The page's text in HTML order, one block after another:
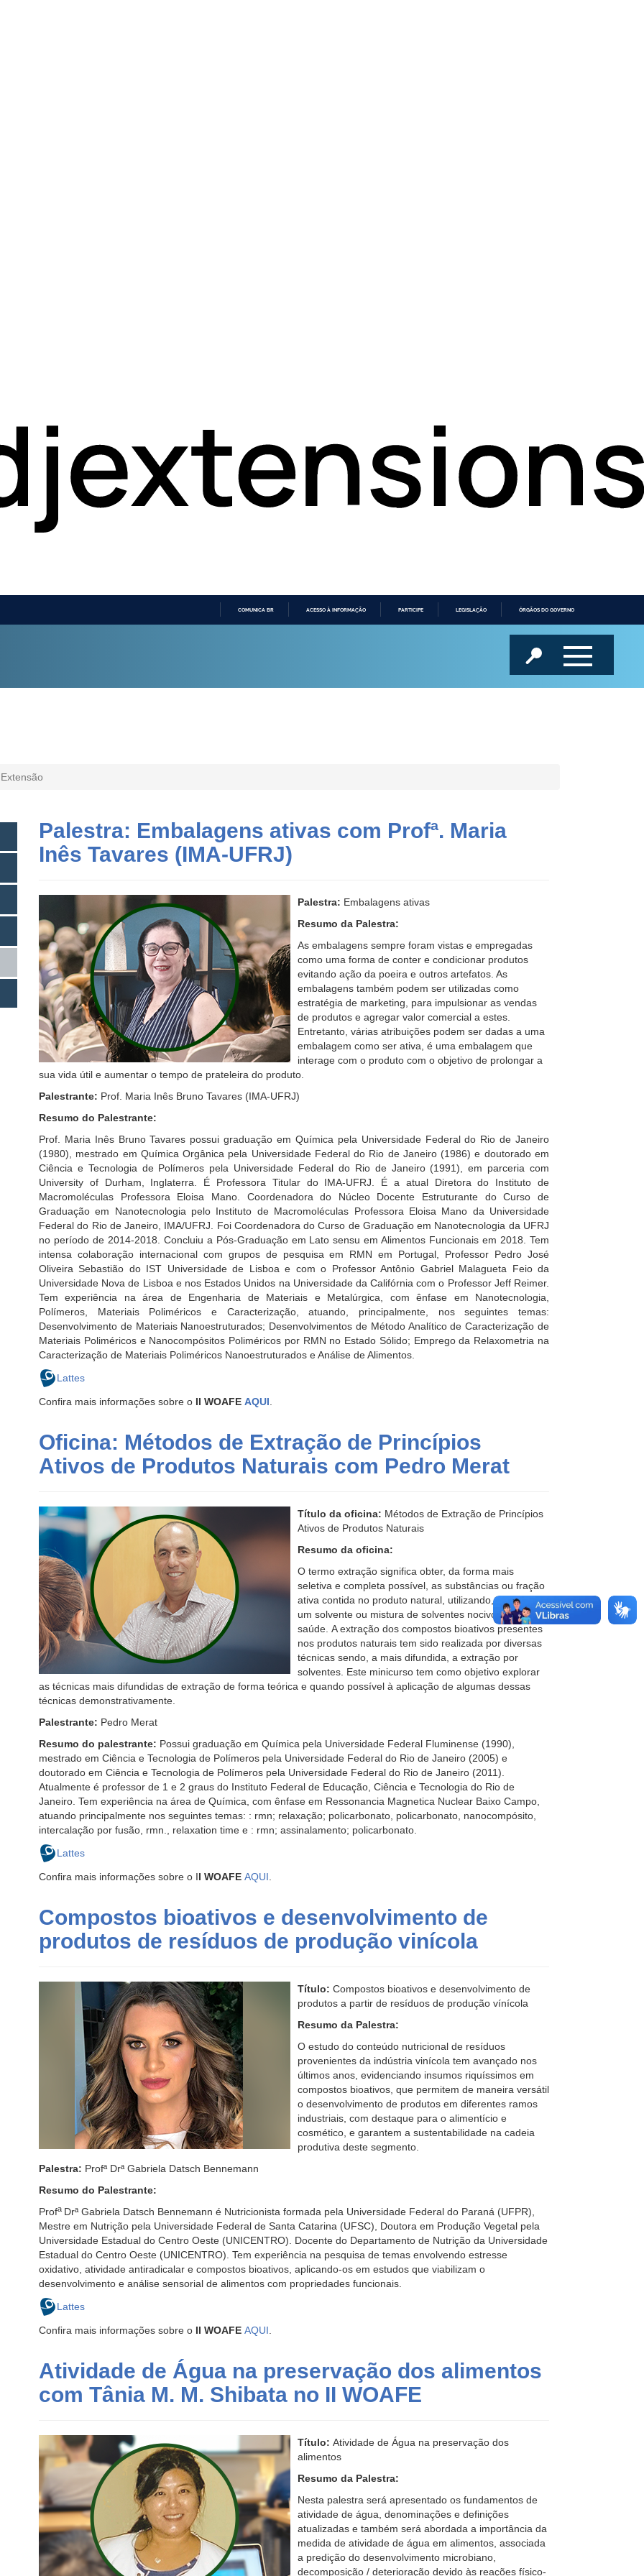
COMUNICA BR ACESSO À INFORMAÇÃO PARTICIPE LEGISLAÇÃO ÓRGÃOS DO GOVERNO
Palestra: Embalagens ativas com Profª. Maria
Inês Tavares (IMA-UFRJ)
Palestra: Embalagens ativas
Resumo da Palestra:
As embalagens sempre foram vistas e empregadas
como uma forma de conter e condicionar produtos
evitando ação da poeira e outros artefatos. As
embalagens também podem ser utilizadas como
estratégia de marketing, para impulsionar as vendas
de produtos e agregar valor comercial a estes.
Entretanto, várias atribuições podem ser dadas a uma
embalagem como ser ativa, é uma embalagem que
interage com o produto com o objetivo de prolongar a
sua vida útil e aumentar o tempo de prateleira do produto.
Palestrante: Prof. Maria Inês Bruno Tavares (IMA-UFRJ)
Resumo do Palestrante:
Prof. Maria Inês Bruno Tavares possui graduação em Química pela Universidade Federal do Rio de Janeiro
(1980), mestrado em Química Orgânica pela Universidade Federal do Rio de Janeiro (1986) e doutorado em
Ciência e Tecnologia de Polímeros pela Universidade Federal do Rio de Janeiro (1991), em parceria com
University of Durham, Inglaterra. É Professora Titular do IMA-UFRJ. É a atual Diretora do Instituto de
Macromoléculas Professora Eloisa Mano. Coordenadora do Núcleo Docente Estruturante do Curso de
Graduação em Nanotecnologia pelo Instituto de Macromoléculas Professora Eloisa Mano da Universidade
Federal do Rio de Janeiro, IMA/UFRJ. Foi Coordenadora do Curso de Graduação em Nanotecnologia da UFRJ
no período de 2014-2018. Concluiu a Pós-Graduação em Lato sensu em Alimentos Funcionais em 2018. Tem
intensa colaboração internacional com grupos de pesquisa em RMN em Portugal, Professor Pedro José
Oliveira Sebastião do IST Universidade de Lisboa e com o Professor Antônio Gabriel Malagueta Feio da
Universidade Nova de Lisboa e nos Estados Unidos na Universidade da Califórnia com o Professor Jeff Reimer.
Tem experiência na área de Engenharia de Materiais e Metalúrgica, com ênfase em Nanotecnologia,
Polímeros, Materiais Poliméricos e Caracterização, atuando, principalmente, nos seguintes temas:
Desenvolvimento de Materiais Nanoestruturados; Desenvolvimentos de Método Analítico de Caracterização de
Materiais Poliméricos e Nanocompósitos Poliméricos por RMN no Estado Sólido; Emprego da Relaxometria na
Caracterização de Materiais Poliméricos Nanoestruturados e Análise de Alimentos.
Lattes
Confira mais informações sobre o II WOAFE AQUI.
Oficina: Métodos de Extração de Princípios
Ativos de Produtos Naturais com Pedro Merat
Título da oficina: Métodos de Extração de Princípios
Ativos de Produtos Naturais
Resumo da oficina:
O termo extração significa obter, da forma mais
seletiva e completa possível, as substâncias ou fração
ativa contida no produto natural, utilizando, para isso,
um solvente ou mistura de solventes nocivos à
saúde. A extração dos compostos bioativos presentes
nos produtos naturais tem sido realizada por diversas
técnicas sendo, a mais difundida, a extração por
solventes. Este minicurso tem como objetivo explorar
as técnicas mais difundidas de extração de forma teórica e quando possível à aplicação de algumas dessas
técnicas demonstrativamente.
Palestrante: Pedro Merat
Resumo do palestrante: Possui graduação em Química pela Universidade Federal Fluminense (1990),
mestrado em Ciência e Tecnologia de Polímeros pela Universidade Federal do Rio de Janeiro (2005) e
doutorado em Ciência e Tecnologia de Polímeros pela Universidade Federal do Rio de Janeiro (2011).
Atualmente é professor de 1 e 2 graus do Instituto Federal de Educação, Ciência e Tecnologia do Rio de
Janeiro. Tem experiência na área de Química, com ênfase em Ressonancia Magnetica Nuclear Baixo Campo,
atuando principalmente nos seguintes temas: : rmn; relaxação; policarbonato, policarbonato, nanocompósito,
intercalação por fusão, rmn., relaxation time e : rmn; assinalamento; policarbonato.
Lattes
Confira mais informações sobre o II WOAFE AQUI.
Compostos bioativos e desenvolvimento de
produtos de resíduos de produção vinícola
Título: Compostos bioativos e desenvolvimento de
produtos a partir de resíduos de produção vínícola
Resumo da Palestra:
O estudo do conteúdo nutricional de resíduos
provenientes da indústria vinícola tem avançado nos
últimos anos, evidenciando insumos riquíssimos em
compostos bioativos, que permitem de maneira versátil
o desenvolvimento de produtos em diferentes ramos
industriais, com destaque para o alimentício e
cosmético, e garantem a sustentabilidade na cadeia
produtiva deste segmento.
Palestra: Profª Drª Gabriela Datsch Bennemann
Resumo do Palestrante:
Profa Drª Gabriela Datsch Bennemann é Nutricionista formada pela Universidade Federal do Paraná (UFPR),
Mestre em Nutrição pela Universidade Federal de Santa Catarina (UFSC), Doutora em Produção Vegetal pela
Universidade Estadual do Centro Oeste (UNICENTRO). Docente do Departamento de Nutrição da Universidade
Estadual do Centro Oeste (UNICENTRO). Tem experiência na pesquisa de temas envolvendo estresse
oxidativo, atividade antiradicalar e compostos bioativos, aplicando-os em estudos que viabilizam o
desenvolvimento e análise sensorial de alimentos com propriedades funcionais.
Lattes
Confira mais informações sobre o II WOAFE AQUI.
Atividade de Água na preservação dos alimentos
com Tânia M. M. Shibata no II WOAFE
Título: Atividade de Água na preservação dos
alimentos
Resumo da Palestra:
Nesta palestra será apresentado os fundamentos de
atividade de água, denominações e definições
atualizadas e também será abordada a importância da
medida de atividade de água em alimentos, associada
a predição do desenvolvimento microbiano,
decomposição / deterioração devido às reações físico-